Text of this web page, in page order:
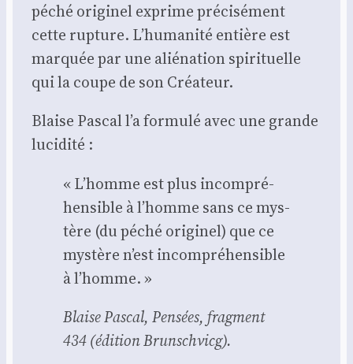
péché ori­gi­nel exprime pré­ci­sé­ment
cette rup­ture. L’humanité entière est
mar­quée par une alié­na­tion spi­ri­tuelle
qui la coupe de son Créa­teur.
Blaise Pas­cal l’a for­mu­lé avec une grande
luci­di­té :
« L’homme est plus incom­pré­
hen­sible à l’homme sans ce mys­
tère (du péché ori­gi­nel) que ce
mys­tère n’est incom­pré­hen­sible
à l’homme. »
Blaise Pas­cal, Pen­sées, frag­ment
434 (édi­tion Brun­sch­vicg).